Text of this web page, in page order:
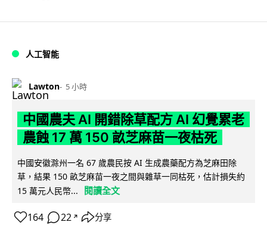
人工智能
Lawton 5 小時
中國農夫 AI 開錯除草配方 AI 幻覺累老
農蝕 17 萬 150 畝芝麻苗一夜枯死
中國安徽滁州一名 67 歲農民按 AI 生成農藥配方為芝麻田除
草，結果 150 畝芝麻苗一夜之間與雜草一同枯死，估計損失約
15 萬元人民幣...
閱讀全文
164 22 ↗ 分享